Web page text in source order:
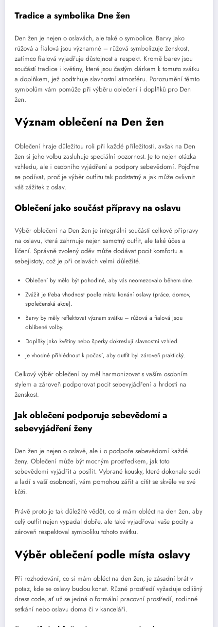
Tradice a symbolika Dne žen
Den žen je nejen o oslavách, ale také o symbolice. Barvy jako
růžová a fialová jsou významné – růžová symbolizuje ženskost,
zatímco fialová vyjadřuje důstojnost a respekt. Kromě barev jsou
součástí tradice i květiny, které jsou častým dárkem k tomuto svátku
a doplňkem, jež podtrhuje slavnostní atmosféru. Porozumění těmto
symbolům vám pomůže při výběru oblečení i doplňků pro Den
žen.
Význam oblečení na Den žen
Oblečení hraje důležitou roli při každé příležitosti, avšak na Den
žen si jeho volbu zasluhuje speciální pozornost. Je to nejen otázka
vzhledu, ale i osobního vyjádření a podpory sebevědomí. Pojďme
se podívat, proč je výběr outfitu tak podstatný a jak může ovlivnit
váš zážitek z oslav.
Oblečení jako součást přípravy na oslavu
Výběr oblečení na Den žen je integrální součástí celkové přípravy
na oslavu, která zahrnuje nejen samotný outfit, ale také účes a
líčení. Správně zvolený oděv může dodávat pocit komfortu a
sebejistoty, což je při oslavách velmi důležité.
Oblečení by mělo být pohodlné, aby vás neomezovalo během dne.
Zvážit je třeba vhodnost podle místa konání oslavy (práce, domov,
společenská akce).
Barvy by měly reflektovat význam svátku – růžová a fialová jsou
oblíbené volby.
Doplňky jako květiny nebo šperky dokreslují slavnostní vzhled.
Je vhodné přihlédnout k počasí, aby outfit byl zároveň praktický.
Celkový výběr oblečení by měl harmonizovat s vaším osobním
stylem a zároveň podporovat pocit sebevyjádření a hrdosti na
ženskost.
Jak oblečení podporuje sebevědomí a
sebevyjádření ženy
Den žen je nejen o oslavě, ale i o podpoře sebevědomí každé
ženy. Oblečení může být mocným prostředkem, jak toto
sebevědomí vyjádřit a posílit. Vybrané kousky, které dokonale sedí
a ladí s vaší osobností, vám pomohou zářit a cítit se skvěle ve své
kůži.
Právě proto je tak důležité vědět, co si mám obléct na den žen, aby
celý outfit nejen vypadal dobře, ale také vyjadřoval vaše pocity a
zároveň respektoval symboliku tohoto svátku.
Výběr oblečení podle místa oslavy
Při rozhodování, co si mám obléct na den žen, je zásadní brát v
potaz, kde se oslavy budou konat. Různé prostředí vyžaduje odlišný
dress code, ať už se jedná o formální pracovní prostředí, rodinné
setkání nebo oslavu doma či v kanceláři.